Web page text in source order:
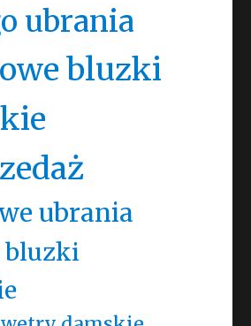
ubrania
bluzki
ubrania
bluzki